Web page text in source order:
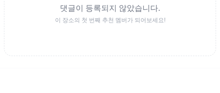
댓글이 등록되지 않았습니다.
이 장소의 첫 번째 추천 멤버가 되어보세요!